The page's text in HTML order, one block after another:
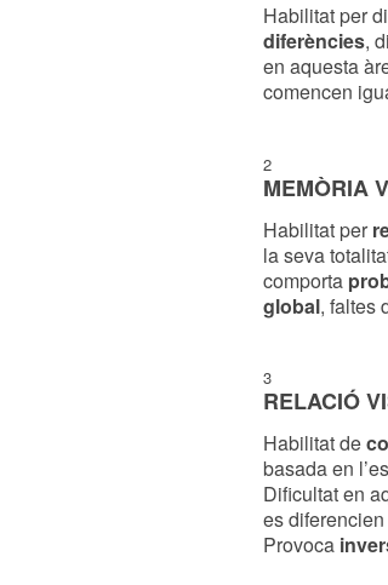
Habilitat per
diferències,
en aquesta
comencen
2
MEMÒRIA
Habilitat per
la seva
comporta
global, faltes
3
RELACIÓ
Habilitat de
basada en
Dificultat en
es
Provoca